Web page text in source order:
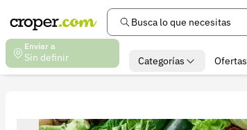
Busca lo que necesitas
Enviar a
Sin definir Categorías Ofertas